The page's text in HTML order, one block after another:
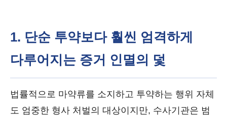
1. 단순 투약보다 훨씬 엄격하게
다루어지는 증거 인멸의 덫
법률적으로 마약류를 소지하고 투약하는 행위 자체
도 엄중한 형사 처벌의 대상이지만, 수사기관은 범